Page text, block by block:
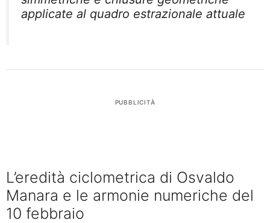
applicate al quadro estrazionale attuale
PUBBLICITÀ
L’eredità ciclometrica di Osvaldo
Manara e le armonie numeriche del
10 febbraio